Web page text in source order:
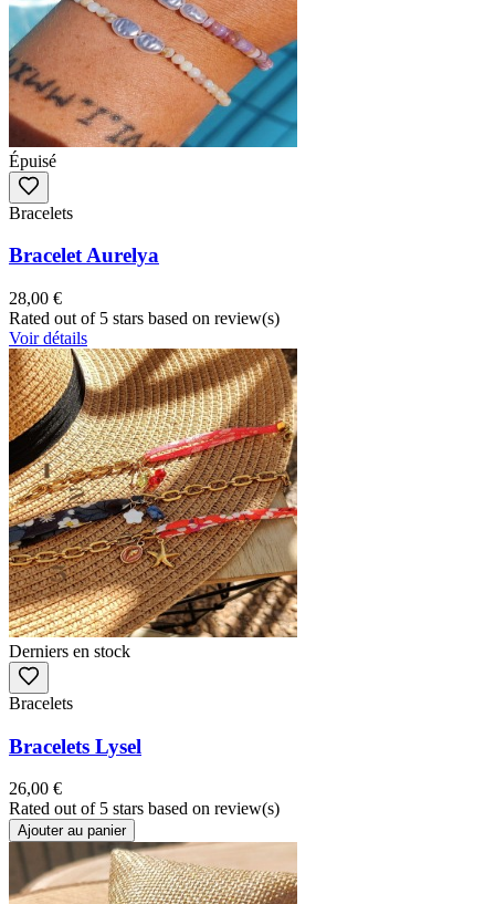
Épuisé
Bracelets
Bracelet Aurelya
28,00 €
Rated out of 5 stars based on review(s)
Voir détails
Derniers en stock
Bracelets
Bracelets Lysel
26,00 €
Rated out of 5 stars based on review(s)
Ajouter au panier